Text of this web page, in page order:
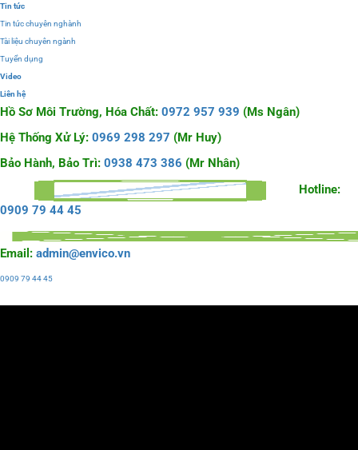
Tin tức
Tin tức chuyên nghành
Tài liệu chuyên ngành
Tuyển dụng
Video
Liên hệ
Hồ Sơ Môi Trường, Hóa Chất: 0972 957 939 (Ms Ngân)
Hệ Thống Xử Lý: 0969 298 297 (Mr Huy)
Bảo Hành, Bảo Trì: 0938 473 386 (Mr Nhân)
Hotline:
0909 79 44 45
Email: admin@envico.vn
0909 79 44 45